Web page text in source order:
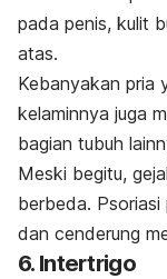
pada penis, kulit
atas.
Kebanyakan pria
kelaminnya juga
bagian tubuh
Meski begitu,
berbeda.
dan cenderung
6. Intertrigo